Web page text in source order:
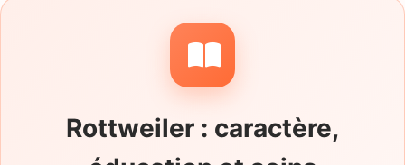
Rottweiler : caractère,